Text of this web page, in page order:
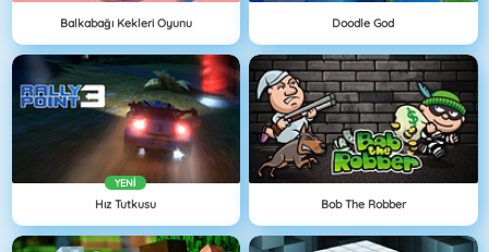
Balkabağı Kekleri Oyunu Doodle God
YENI
Hız Tutkusu Bob The Robber